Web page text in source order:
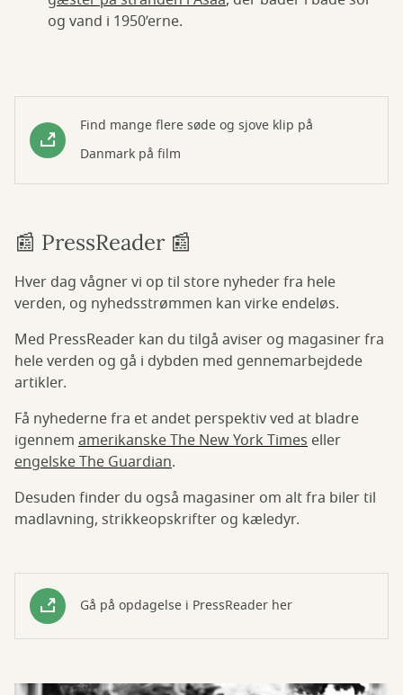
og vand i 1950’erne.
Find mange flere søde og sjove klip på
Danmark på film
📰 PressReader 📰
Hver dag vågner vi op til store nyheder fra hele
verden, og nyhedsstrømmen kan virke endeløs.
Med PressReader kan du tilgå aviser og magasiner fra
hele verden og gå i dybden med gennemarbejdede
artikler.
Få nyhederne fra et andet perspektiv ved at bladre
igennem amerikanske The New York Times eller
engelske The Guardian.
Desuden finder du også magasiner om alt fra biler til
madlavning, strikkeopskrifter og kæledyr.
Gå på opdagelse i PressReader her